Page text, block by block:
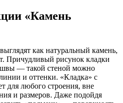
«Камень
как натуральный камень,
Причудливый рисунок кладки
швы — такой стеной можно
и оттенки. «Кладка» с
для любого строения, вне
и размеров. Даже подойдя